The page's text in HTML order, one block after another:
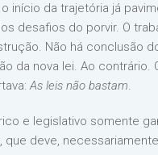
início da trajetória já
desafios do porvir. O
Não há conclusão
da nova lei. Ao contrário.
As leis não bastam.
e legislativo somente
que deve,